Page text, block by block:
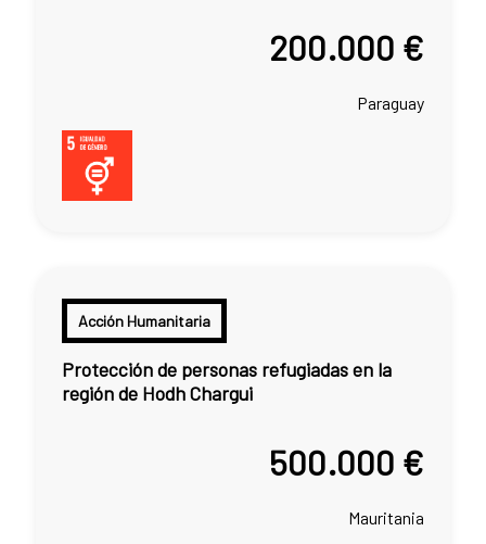
200.000 €
Paraguay
Acción Humanitaria
Protección de personas refugiadas en la
región de Hodh Chargui
500.000 €
Mauritania